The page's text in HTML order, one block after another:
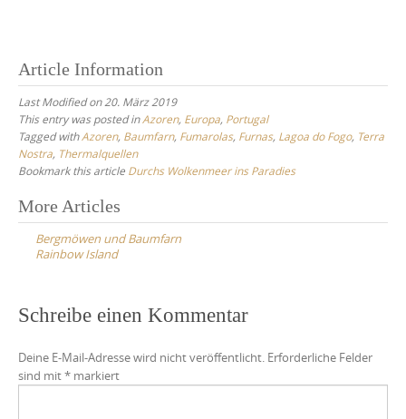
Article Information
Last Modified on 20. März 2019
This entry was posted inAzoren, Europa, Portugal
Tagged withAzoren, Baumfarn, Fumarolas, Furnas, Lagoa do Fogo, Terra
Nostra, Thermalquellen
Bookmark this article Durchs Wolkenmeer ins Paradies
Post
navigation
More Articles
Bergmöwen und Baumfarn
Rainbow Island
Schreibe einen Kommentar
Deine E-Mail-Adresse wird nicht veröffentlicht. Erforderliche Felder
sind mit* markiert